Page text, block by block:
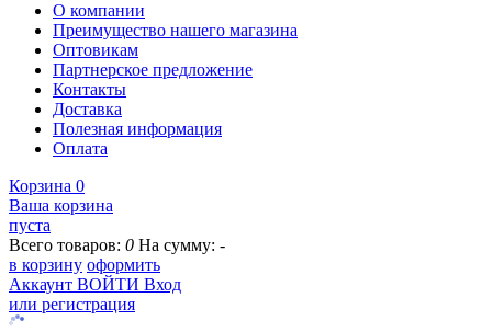
О компании
Преимущество нашего магазина
Оптовикам
Партнерское предложение
Контакты
Доставка
Полезная информация
Оплата
Корзина 0
Ваша корзина
пуста
Всего товаров: 0 На сумму: -
в корзину оформить
Аккаунт ВОЙТИ Вход
или регистрация